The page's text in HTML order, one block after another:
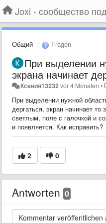
Общий Fragen
При выделении
экрана начинает
Ксения13232vor 4 Monaten •
При выделении нужной
дергаться, экран начинает то
светлым, поле с галочкой и
и появляется. Как исправить?
2 0
Antworten 0